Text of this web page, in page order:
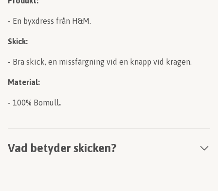
- En byxdress från H&M.
Skick:
- Bra skick, en missfärgning vid en knapp vid kragen.
Material:
- 100% Bomull.
Vad betyder skicken?